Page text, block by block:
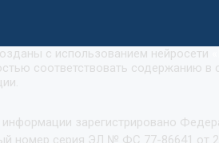
с использованием нейросети
соответствовать содержанию в
зарегистрировано
номер серия ЭЛ № ФС 77-86641 от